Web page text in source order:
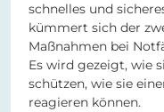
schnelles und
kümmert sich der
Maßnahmen bei
Es wird gezeigt, wie
schützen, wie sie
reagieren können.